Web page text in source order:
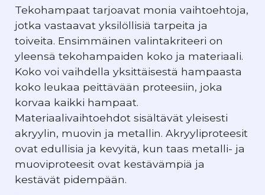
Tekohampaat tarjoavat monia vaihtoehtoja,
jotka vastaavat yksilöllisiä tarpeita ja
toiveita. Ensimmäinen valintakriteeri on
yleensä tekohampaiden koko ja materiaali.
Koko voi vaihdella yksittäisestä hampaasta
koko leukaa peittävään proteesiin, joka
korvaa kaikki hampaat.
Materiaalivaihtoehdot sisältävät yleisesti
akryylin, muovin ja metallin. Akryyliproteesit
ovat edullisia ja kevyitä, kun taas metalli- ja
muoviproteesit ovat kestävämpiä ja
kestävät pidempään.